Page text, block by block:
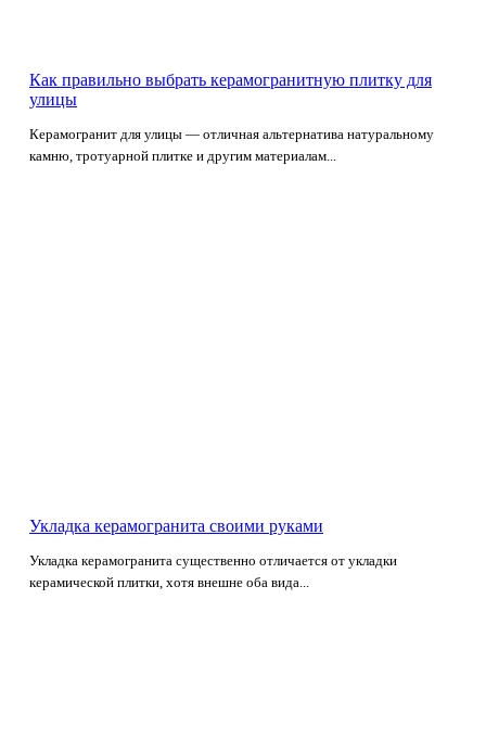
Как правильно выбрать керамогранитную плитку для
улицы
Керамогранит для улицы — отличная альтернатива натуральному
камню, тротуарной плитке и другим материалам...
Укладка керамогранита своими руками
Укладка керамогранита существенно отличается от укладки
керамической плитки, хотя внешне оба вида...